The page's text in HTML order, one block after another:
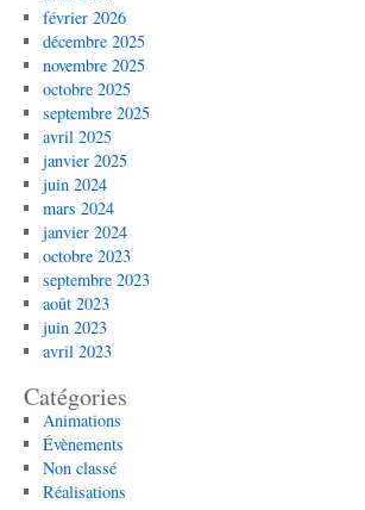
CAPTCHA
pour
vérifier
que
vous
êtes
humain.
février 2026
décembre 2025
novembre 2025
octobre 2025
septembre 2025
avril 2025
janvier 2025
juin 2024
mars 2024
janvier 2024
octobre 2023
septembre 2023
août 2023
juin 2023
avril 2023
Catégories
Animations
Évènements
Non classé
Réalisations